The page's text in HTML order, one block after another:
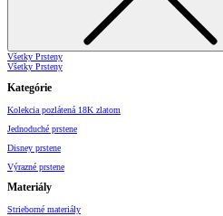
Všetky Prsteny
Všetky Prsteny
Kategórie
Kolekcia pozlátená 18K zlatom
Jednoduché prstene
Disney prstene
Výrazné prstene
Materiály
Strieborné materiály